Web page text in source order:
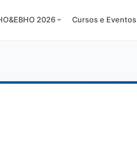
2026 Cursos e Eventos